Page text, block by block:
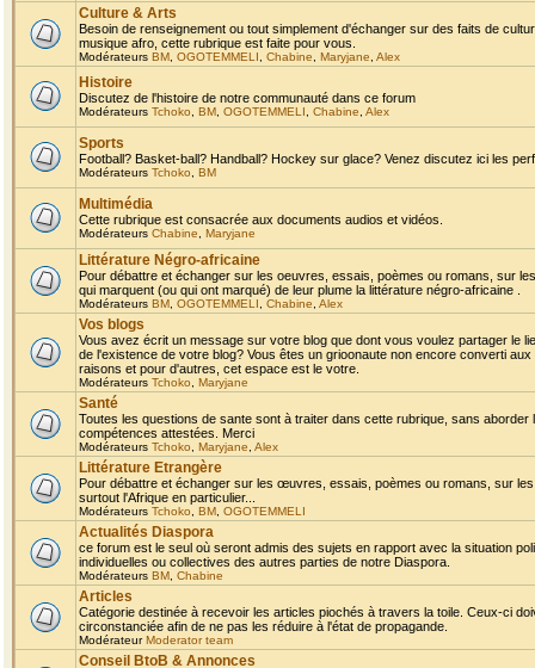
Culture & Arts
Besoin de renseignement ou tout simplement d'échanger sur des faits de
musique afro, cette rubrique est faite pour vous.
Modérateurs BM OGOTEMMELI Chabine Maryjane Alex
Histoire
Discutez de l'histoire de notre communauté dans ce forum
Modérateurs Tchoko BM OGOTEMMELI Chabine Alex
Sports
Football? Basket-ball? Handball? Hockey sur glace? Venez discutez ici les
Modérateurs Tchoko BM
Multimédia
Cette rubrique est consacrée aux documents audios et vidéos.
Modérateurs Chabine Maryjane
Littérature Négro-africaine
Pour débattre et échanger sur les oeuvres, essais, poèmes ou romans, sur
qui marquent (ou qui ont marqué) de leur plume la littérature négro-africaine .
Modérateurs BM OGOTEMMELI Chabine Alex
Vos blogs
Vous avez écrit un message sur votre blog que dont vous voulez partager le
de l'existence de votre blog? Vous êtes un grioonaute non encore converti
raisons et pour d'autres, cet espace est le votre.
Modérateurs Tchoko Maryjane
Santé
Toutes les questions de sante sont à traiter dans cette rubrique, sans
compétences attestées. Merci
Modérateurs Tchoko Maryjane Alex
Littérature Etrangère
Pour débattre et échanger sur les œuvres, essais, poèmes ou romans, sur
surtout l'Afrique en particulier...
Modérateurs Tchoko BM OGOTEMMELI
Actualités Diaspora
ce forum est le seul où seront admis des sujets en rapport avec la situation
individuelles ou collectives des autres parties de notre Diaspora.
Modérateurs BM Chabine
Articles
Catégorie destinée à recevoir les articles piochés à travers la toile. Ceux-ci
circonstanciée afin de ne pas les réduire à l'état de propagande.
ModérateurModerator team
Conseil BtoB & Annonces